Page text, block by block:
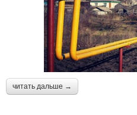
читать дальше →